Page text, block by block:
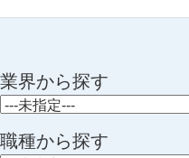
業界から探す
職種から探す